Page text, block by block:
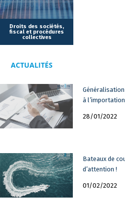
Freddy est reconnu par Chambers
pour son excellence dans le
2015, il représente, en tant que
sein de l’association GreenLane qui
européens et internationaux en droit
Enfin, il anime de nombreuses
Droits des sociétés,
fiscal et procédures
collectives
ACTUALITÉS
à
28/01/2022
Bateaux de
d’attention !
01/02/2022